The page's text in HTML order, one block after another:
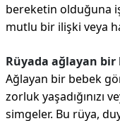
bereketin olduğuna
mutlu bir ilişki veya
Rüyada ağlayan bir
Ağlayan bir bebek
zorluk yaşadığınızı
simgeler. Bu rüya,